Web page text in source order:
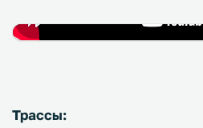
Трассы: